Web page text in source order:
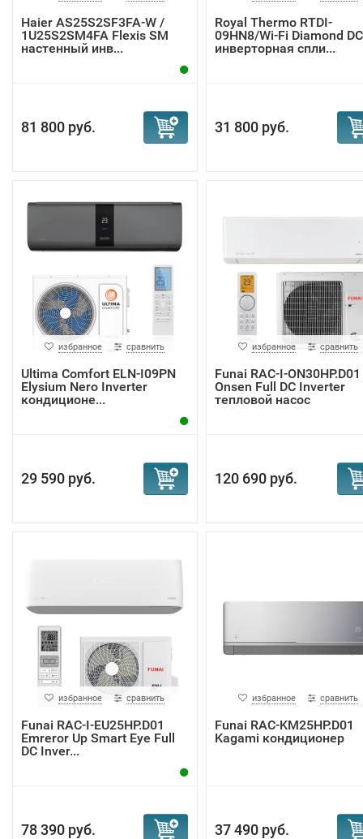
Haier AS25S2SF3FA-W /
1U25S2SM4FA Flexis SM
настенный инв...
81 800 руб.
Royal Thermo RTDI-
09HN8/Wi-Fi Diamond DC
инверторная спли...
31 800 руб.
избранное сравнить
Ultima Comfort ELN-I09PN
Elysium Nero Inverter
кондиционе...
29 590 руб.
избранное сравнить
Funai RAC-I-ON30HP.D01
Onsen Full DC Inverter
тепловой насос
120 690 руб.
избранное сравнить
Funai RAC-I-EU25HP.D01
Emreror Up Smart Eye Full
DC Inver...
78 390 руб.
избранное сравнить
Funai RAC-KM25HP.D01
Kagami кондиционер
37 490 руб.